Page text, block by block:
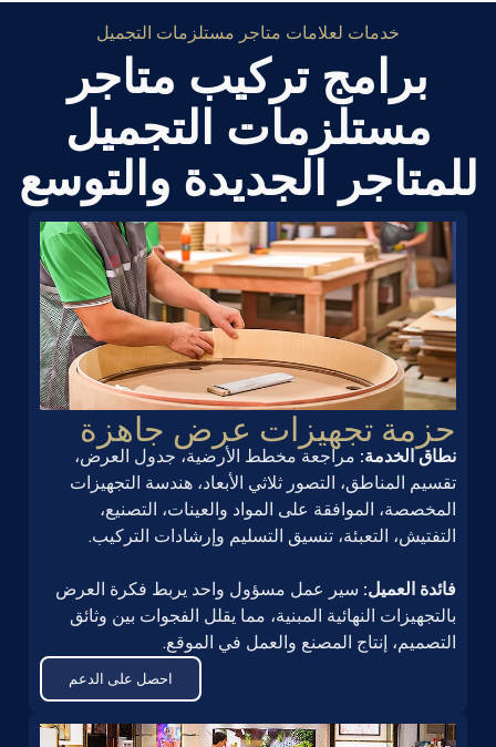
خدمات لعلامات متاجر مستلزمات التجميل
برامج تركيب متاجر
مستلزمات التجميل
للمتاجر الجديدة والتوسع
حزمة تجهيزات عرض جاهزة
نطاق الخدمة: مراجعة مخطط الأرضية، جدول العرض،
تقسيم المناطق، التصور ثلاثي الأبعاد، هندسة التجهيزات
المخصصة، الموافقة على المواد والعينات، التصنيع،
التفتيش، التعبئة، تنسيق التسليم وإرشادات التركيب.
فائدة العميل: سير عمل مسؤول واحد يربط فكرة العرض
بالتجهيزات النهائية المبنية، مما يقلل الفجوات بين وثائق
التصميم، إنتاج المصنع والعمل في الموقع.
احصل على الدعم